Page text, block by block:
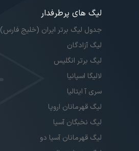
لیگ های پرطرفدار
جدول لیگ برتر ایران (خلیج فارس)
لیگ آزادگان
لیگ برتر انگلیس
لالیگا اسپانیا
سری آ ایتالیا
لیگ قهرمانان اروپا
لیگ نخبگان آسیا
لیگ قهرمانان آسیا دو